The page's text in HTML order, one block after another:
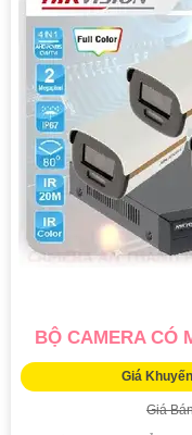
BỘ CAMERA CÓ
Giá
Giá